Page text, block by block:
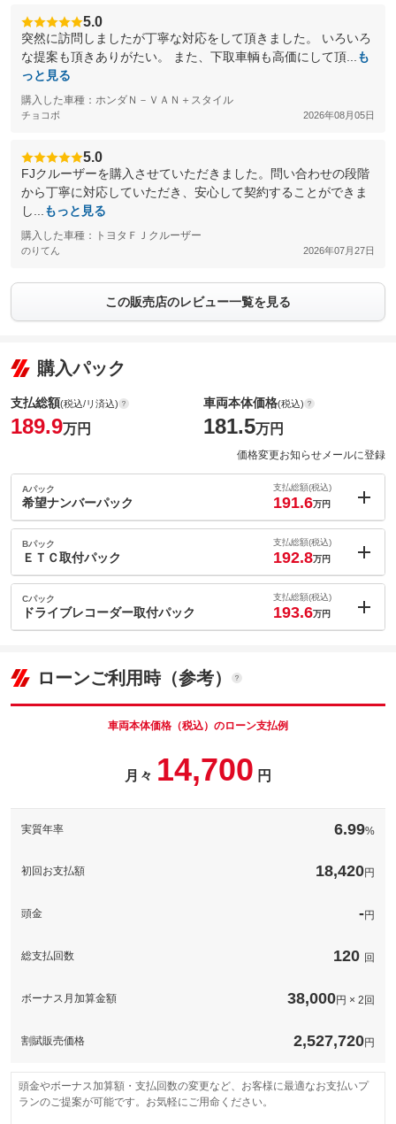
5.0
突然に訪問しましたが丁寧な対応をして頂きました。 いろいろ
な提案も頂きありがたい。 また、下取車輌も高価にして頂...
も
っと見る
購入した車種：ホンダＮ－ＶＡＮ＋スタイル
チョコボ 2026年08月05日
5.0
FJクルーザーを購入させていただきました。問い合わせの段階
から丁寧に対応していただき、安心して契約することができま
し...
もっと見る
購入した車種：トヨタＦＪクルーザー
のりてん 2026年07月27日
この販売店のレビュー一覧を見る
購入パック
支払総額(税込/リ済込)
189.9万円
車両本体価格(税込)
181.5万円
価格変更お知らせメールに登録
Aパック
希望ナンバーパック
支払総額(税込)
191.6万円
内：オプシ
ョン価格
(税込)
車両本体価
181.5万円
このパックの見積もり依頼（無料）
Bパック
ＥＴＣ取付パック
支払総額(税込)
192.8万円
内：オプシ
ョン価格
(税込)
車両本体価
パック内容
Cパック
ドライブレコーダー取付パック
支払総額(税込)
193.6万円
車両本体価
181.5
ローンご利用時（参考）
車両本体価格（税込）のローン支払例
月々 14,700 円
実質年率 6.99%
初回お支払額 18,420円
頭金 -円
総支払回数 120 回
ボーナス月加算金額 38,000円 × 2回
割賦販売価格 2,527,720円
頭金やボーナス加算額・支払回数の変更など、お客様に最適なお支払いプ
ランのご提案が可能です。お気軽にご用命ください。